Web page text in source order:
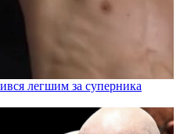
легшим за суперника